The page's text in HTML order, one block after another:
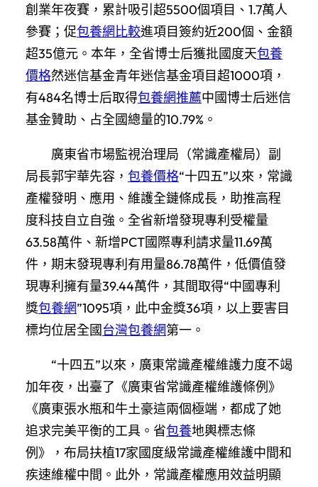
創業年夜賽，累計吸引超5500個項目、1.7萬人
參賽；促包養網比較進項目簽約近200個、金額
超35億元。本年，全省博士后獲批國度天包養
價格然迷信基金青年迷信基金項目超1000項，
有484名博士后取得包養網推薦中國博士后迷信
基金贊助、占全國總量的10.79%。
廣東省市場監視治理局（常識產權局）副
局長郭宇華先容， 包養價格“十四五”以來，常識
產權發明、應用、維護全鏈條成長，助推高程
度科技自立自強。全省新增發現專利受權量
63.58萬件、新增PCT國際專利請求量11.69萬
件，期末發現專利有用量86.78萬件，低價值發
現專利擁有量39.44萬件，其間取得“中國專利
獎包養網”1095項，此中金獎36項，以上要害目
標均位居全國台灣包養網第一。
“十四五”以來，廣東常識產權維護力度不竭
加年夜，出臺了《廣東省常識產權維護條例》
《廣東張水瓶和牛土豪這兩個極端，都成了她
追求完美平衡的工具。省包養地輿標志條
例》，布局扶植17家國度級常識產權維護中間和
疾速維權中間。此外，常識產權應用效益明顯